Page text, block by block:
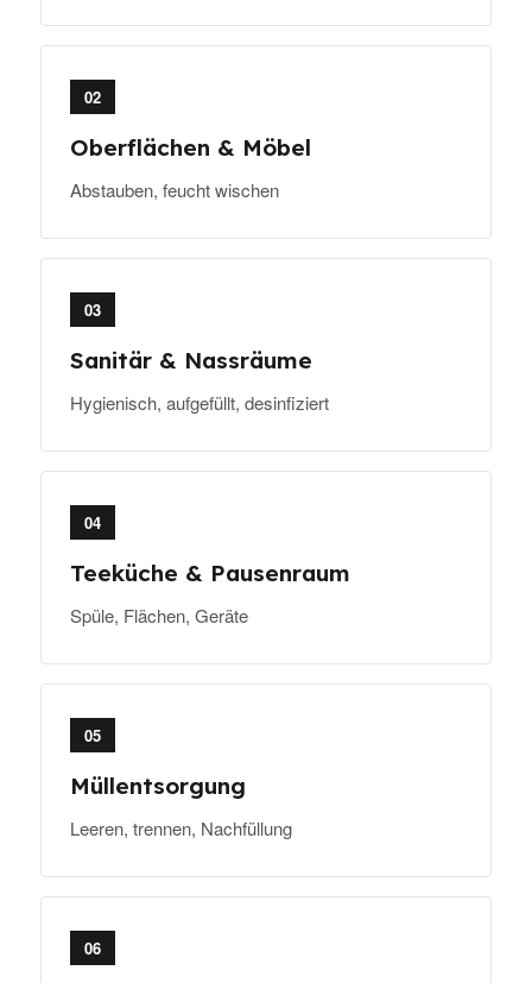
02
Oberflächen & Möbel
Abstauben, feucht wischen
03
Sanitär & Nassräume
Hygienisch, aufgefüllt, desinfiziert
04
Teeküche & Pausenraum
Spüle, Flächen, Geräte
05
Müllentsorgung
Leeren, trennen, Nachfüllung
06